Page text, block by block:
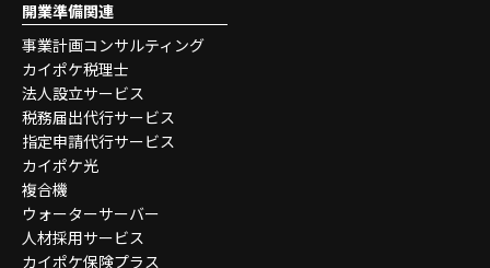
開業準備関連
事業計画コンサルティング
カイポケ税理士
法人設立サービス
税務届出代行サービス
指定申請代行サービス
カイポケ光
複合機
ウォーターサーバー
人材採用サービス
カイポケ保険プラス